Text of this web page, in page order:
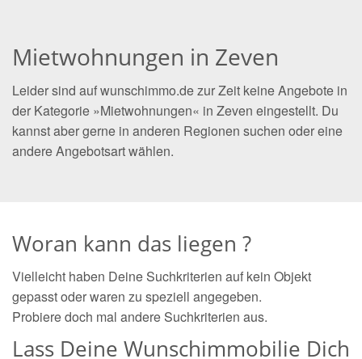
Mietwohnungen in Zeven
Leider sind auf wunschimmo.de zur Zeit keine Angebote in
der Kategorie »Mietwohnungen« in Zeven eingestellt. Du
kannst aber gerne in anderen Regionen suchen oder eine
andere Angebotsart wählen.
Woran kann das liegen ?
Vielleicht haben Deine Suchkriterien auf kein Objekt
gepasst oder waren zu speziell angegeben.
Probiere doch mal andere Suchkriterien aus.
Lass Deine Wunschimmobilie Dich